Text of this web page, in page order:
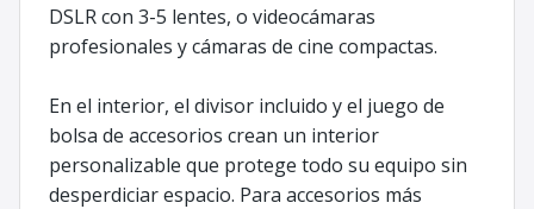
DSLR con 3-5 lentes, o videocámaras
profesionales y cámaras de cine compactas.
En el interior, el divisor incluido y el juego de
bolsa de accesorios crean un interior
personalizable que protege todo su equipo sin
desperdiciar espacio. Para accesorios más